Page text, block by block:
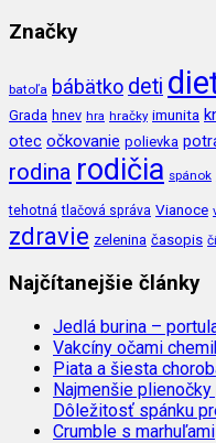
Značky
batoľa bábätko deti
Grada hnev hra hračky imunita
otec očkovanie polievka
rodina rodičia spánok
tehotná tlačová správa Vianoce
zdravie zelenina časopis
Najčítanejšie články
Jedlá burina –
Vakcíny očami
Piata a šiesta
Najmenšie
Dôležitosť spánku
Crumble s marhuľami